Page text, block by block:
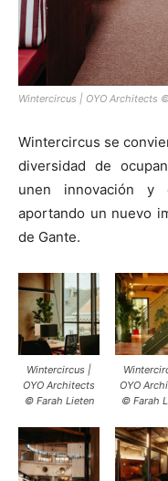
Wintercircus | OYO Architects
Wintercircus se
diversidad de
unen innovación y
aportando un nuevo
de Gante.
Wintercircus |
OYO Architects
© Farah Lieten
OYO
© Farah